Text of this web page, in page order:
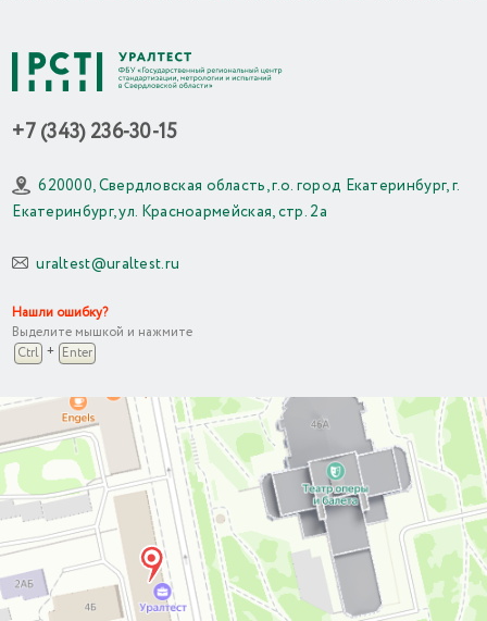
+7 (343) 236-30-15
620000, Свердловская область, г.о. город Екатеринбург, г.
Екатеринбург, ул. Красноармейская, стр. 2а
uraltest@uraltest.ru
Нашли ошибку?
Выделите мышкой и нажмите
Ctrl + Enter